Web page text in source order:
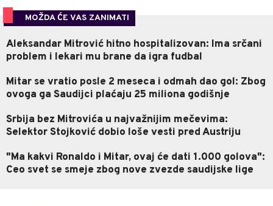
MOŽDA ĆE VAS ZANIMATI
Aleksandar Mitrović hitno hospitalizovan: Ima srčani
problem i lekari mu brane da igra fudbal
Mitar se vratio posle 2 meseca i odmah dao gol: Zbog
ovoga ga Saudijci plaćaju 25 miliona godišnje
Srbija bez Mitrovića u najvažnijim mečevima:
Selektor Stojković dobio loše vesti pred Austriju
"Ma kakvi Ronaldo i Mitar, ovaj će dati 1.000 golova":
Ceo svet se smeje zbog nove zvezde saudijske lige